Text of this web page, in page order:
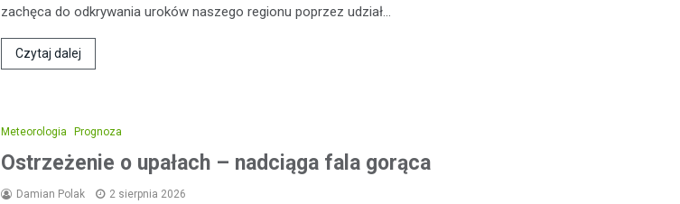
zachęca do odkrywania uroków naszego regionu poprzez udział…
Czytaj dalej
Meteorologia Prognoza
Ostrzeżenie o upałach – nadciąga fala gorąca
Damian Polak 2 sierpnia 2026